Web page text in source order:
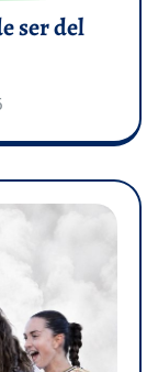
ser del